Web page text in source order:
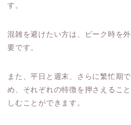
す。
混雑を避けたい方は、ピーク時を
要です。
また、平日と週末、さらに繁忙期
め、それぞれの特徴を押さえるこ
しむことができます。